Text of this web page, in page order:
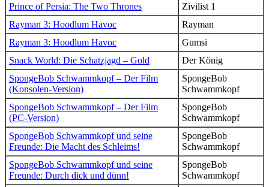
Prince of Persia: The Two Thrones
Zivilist 1
Rayman 3: Hoodlum Havoc
Rayman
Rayman 3: Hoodlum Havoc
Gumsi
Snack World: Die Schatzjagd – Gold
Der König
SpongeBob Schwammkopf – Der Film
(Konsolen-Version)
SpongeBob
Schwammkopf
SpongeBob Schwammkopf – Der Film
(PC-Version)
SpongeBob
Schwammkopf
SpongeBob Schwammkopf und seine
Freunde: Die Macht des Schleims!
SpongeBob
Schwammkopf
SpongeBob Schwammkopf und seine
Freunde: Durch dick und dünn!
SpongeBob
Schwammkopf